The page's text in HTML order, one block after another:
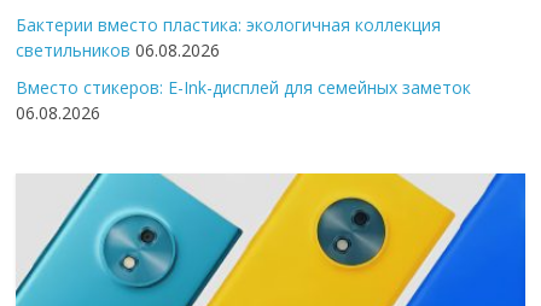
Бактерии вместо пластика: экологичная коллекция
светильников 06.08.2026
Вместо стикеров: E-Ink-дисплей для семейных заметок
06.08.2026